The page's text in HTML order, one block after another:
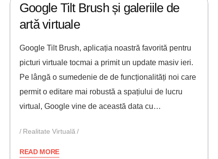
Google Tilt Brush și galeriile de
artă virtuale
Google Tilt Brush, aplicația noastră favorită pentru
picturi virtuale tocmai a primit un update masiv ieri.
Pe lângă o sumedenie de de funcționalități noi care
permit o editare mai robustă a spațiului de lucru
virtual, Google vine de această data cu…
Realitate Virtuală
READ MORE